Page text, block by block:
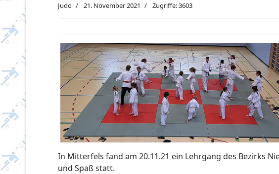
Judo 21. November 2021 Zugriffe: 3603
In Mitterfels fand am 20.11.21 ein Lehrgang des Bezirks
und Spaß statt.